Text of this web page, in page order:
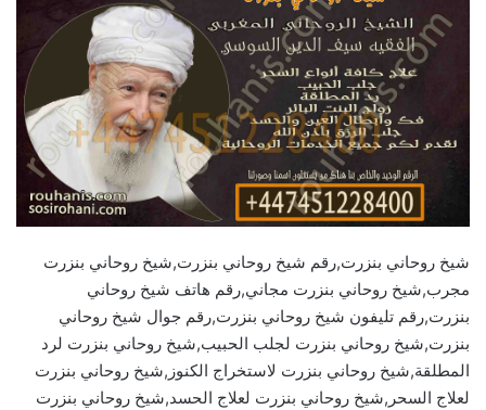
شيخ روحاني بنزرت,رقم شيخ روحاني بنزرت,شيخ روحاني بنزرت
مجرب,شيخ روحاني بنزرت مجاني,رقم هاتف شيخ روحاني
بنزرت,رقم تليفون شيخ روحاني بنزرت,رقم جوال شيخ روحاني
بنزرت,شيخ روحاني بنزرت لجلب الحبيب,شيخ روحاني بنزرت لرد
المطلقة,شيخ روحاني بنزرت لاستخراج الكنوز,شيخ روحاني بنزرت
لعلاج السحر,شيخ روحاني بنزرت لعلاج الحسد,شيخ روحاني بنزرت